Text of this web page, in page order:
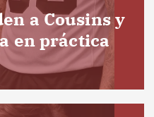
a Cousins y
en práctica